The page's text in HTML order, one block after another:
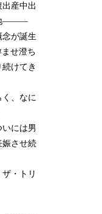
産中出
地―――
念が誕生
ませ澄ち
けてき
、なに
いには男
娠させ続
・トリ